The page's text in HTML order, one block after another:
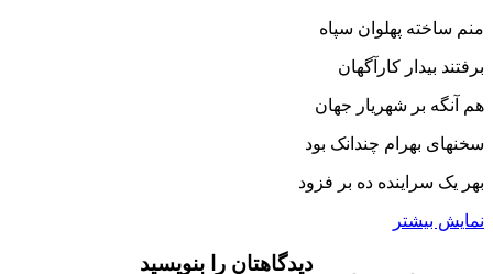
منم ساخته پهلوان سپاه‏
برفتند بیدار کارآگهان
هم آنگه بر شهریار جهان‏
سخنهاى بهرام چندانک بود
بهر یک سراینده ده بر فزود
نمایش بیشتر
دیدگاهتان را بنویسید